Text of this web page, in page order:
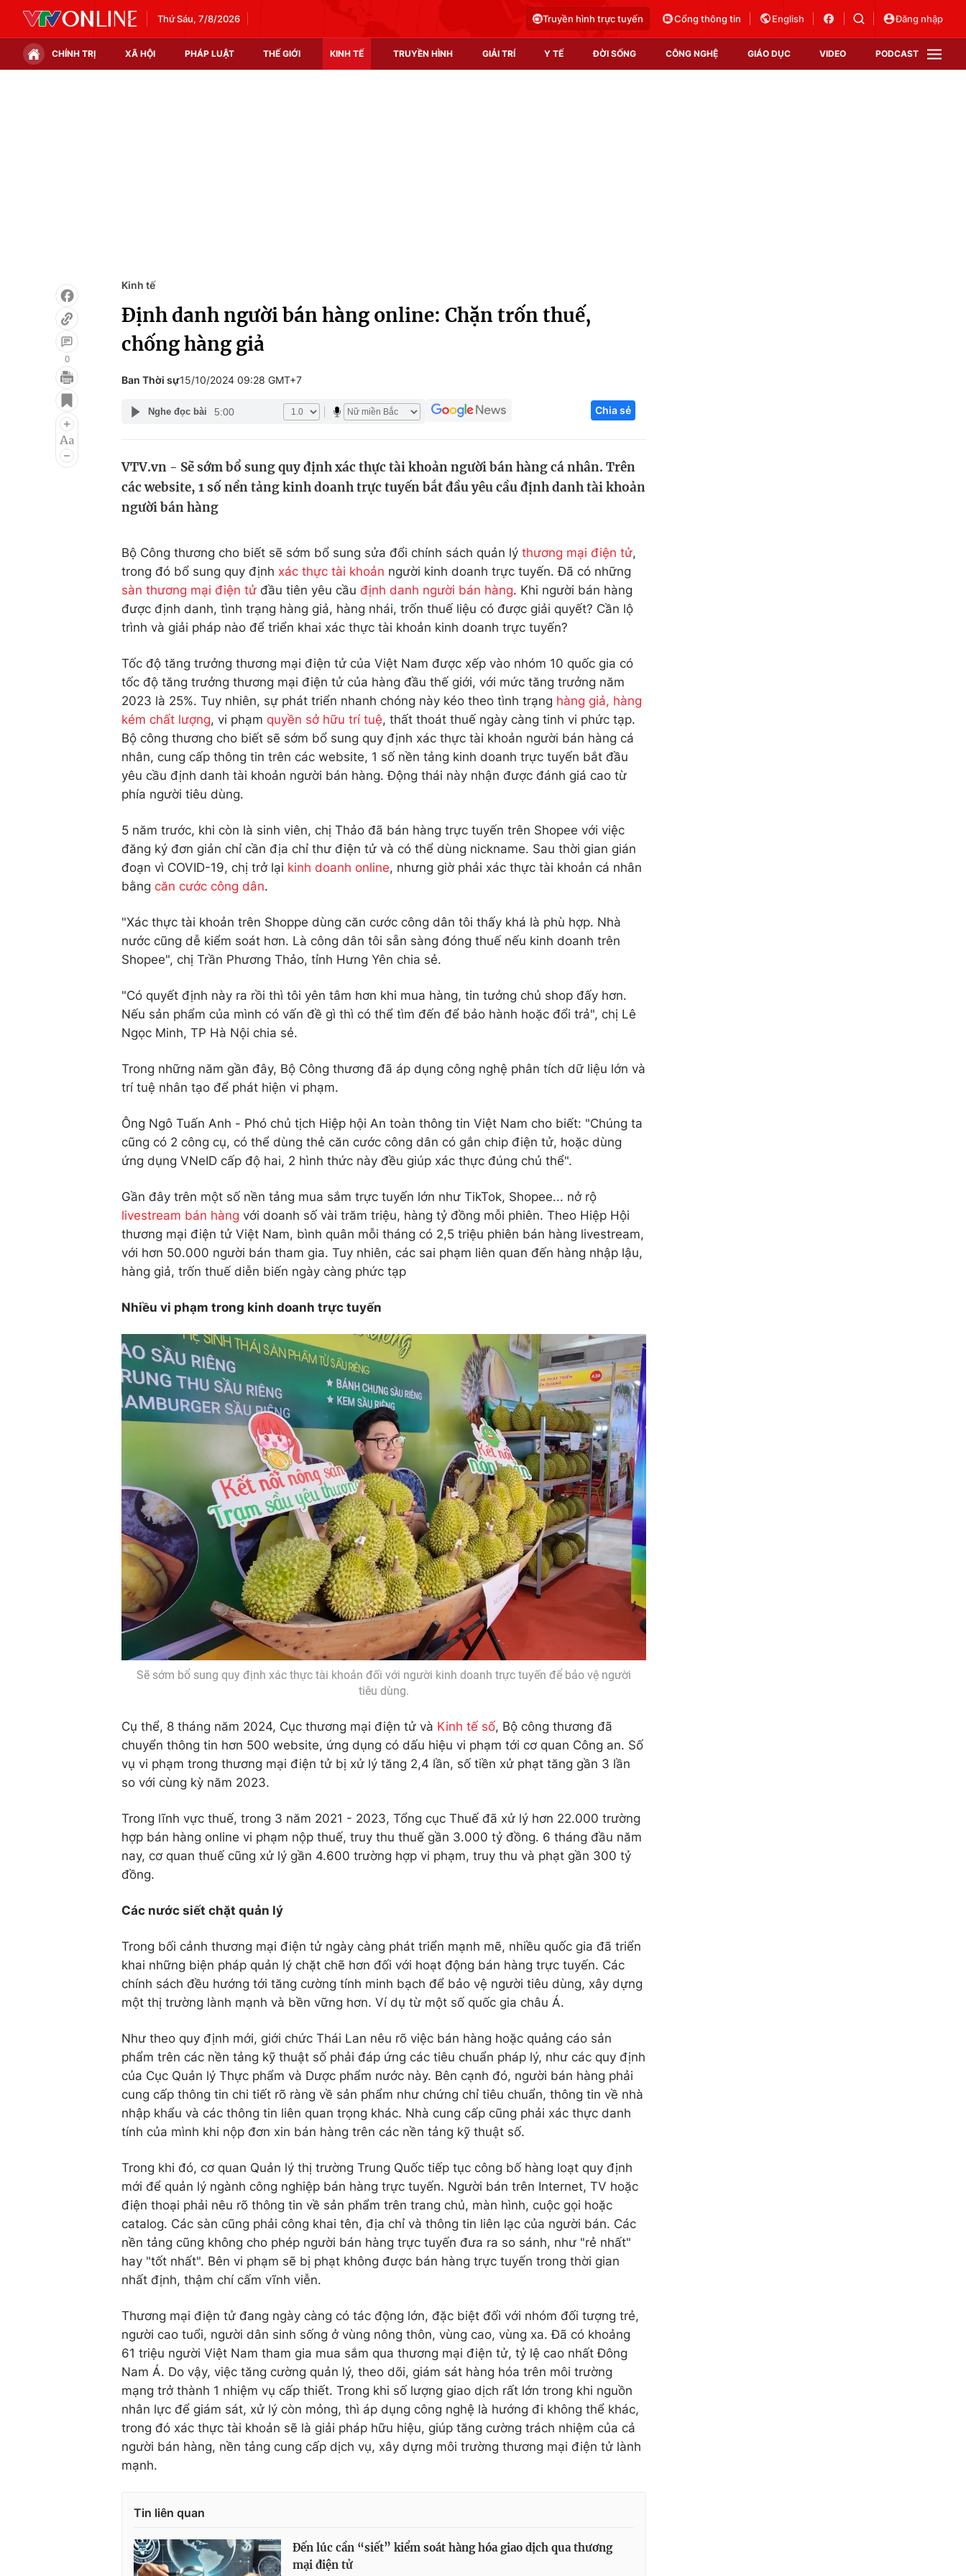
Thứ Sáu, 7/8/2026 Truyền hình trực tuyến Cổng thông tin English Đăng nhập
CHÍNH TRỊ XÃ HỘI PHÁP LUẬT THẾ GIỚI KINH TẾ TRUYỀN HÌNH GIẢI TRÍ Y TẾ ĐỜI SỐNG CÔNG NGHỆ GIÁO DỤC VIDEO PODCAST
Infographic
Điện ảnh
Âm nhạc
Du lịch
Chất lượng cuộc sống
Tuyển sinh
Hitech Công nghệ tương lai
Thị trường
0
Kinh tế
Định danh người bán hàng online: Chặn trốn thuế,
chống hàng giả
Ban Thời sự15/10/2024 09:28 GMT+7
Nghe đọc bài 5:00 Chia sẻ
VTV.vn - Sẽ sớm bổ sung quy định xác thực tài khoản người bán hàng cá nhân. Trên
các website, 1 số nền tảng kinh doanh trực tuyến bắt đầu yêu cầu định danh tài khoản
người bán hàng
Bộ Công thương cho biết sẽ sớm bổ sung sửa đổi chính sách quản lý thương mại điện tử,
trong đó bổ sung quy định xác thực tài khoản người kinh doanh trực tuyến. Đã có những
sàn thương mại điện tử đầu tiên yêu cầu định danh người bán hàng. Khi người bán hàng
được định danh, tình trạng hàng giả, hàng nhái, trốn thuế liệu có được giải quyết? Cần lộ
trình và giải pháp nào để triển khai xác thực tài khoản kinh doanh trực tuyến?
Tốc độ tăng trưởng thương mại điện tử của Việt Nam được xếp vào nhóm 10 quốc gia có
tốc độ tăng trưởng thương mại điện tử của hàng đầu thế giới, với mức tăng trưởng năm
2023 là 25%. Tuy nhiên, sự phát triển nhanh chóng này kéo theo tình trạng hàng giả, hàng
kém chất lượng, vi phạm quyền sở hữu trí tuệ, thất thoát thuế ngày càng tinh vi phức tạp.
Bộ công thương cho biết sẽ sớm bổ sung quy định xác thực tài khoản người bán hàng cá
nhân, cung cấp thông tin trên các website, 1 số nền tảng kinh doanh trực tuyến bắt đầu
yêu cầu định danh tài khoản người bán hàng. Động thái này nhận được đánh giá cao từ
phía người tiêu dùng.
5 năm trước, khi còn là sinh viên, chị Thảo đã bán hàng trực tuyến trên Shopee với việc
đăng ký đơn giản chỉ cần địa chỉ thư điện tử và có thể dùng nickname. Sau thời gian gián
đoạn vì COVID-19, chị trở lại kinh doanh online, nhưng giờ phải xác thực tài khoản cá nhân
bằng căn cước công dân.
"Xác thực tài khoản trên Shoppe dùng căn cước công dân tôi thấy khá là phù hợp. Nhà
nước cũng dễ kiểm soát hơn. Là công dân tôi sẵn sàng đóng thuế nếu kinh doanh trên
Shopee", chị Trần Phương Thảo, tỉnh Hưng Yên chia sẻ.
"Có quyết định này ra rồi thì tôi yên tâm hơn khi mua hàng, tin tưởng chủ shop đấy hơn.
Nếu sản phẩm của mình có vấn đề gì thì có thể tìm đến để bảo hành hoặc đổi trả", chị Lê
Ngọc Minh, TP Hà Nội chia sẻ.
Trong những năm gần đây, Bộ Công thương đã áp dụng công nghệ phân tích dữ liệu lớn và
trí tuệ nhân tạo để phát hiện vi phạm.
Ông Ngô Tuấn Anh - Phó chủ tịch Hiệp hội An toàn thông tin Việt Nam cho biết: "Chúng ta
cũng có 2 công cụ, có thể dùng thẻ căn cước công dân có gắn chip điện tử, hoặc dùng
ứng dụng VNeID cấp độ hai, 2 hình thức này đều giúp xác thực đúng chủ thể".
Gần đây trên một số nền tảng mua sắm trực tuyến lớn như TikTok, Shopee... nở rộ
livestream bán hàng với doanh số vài trăm triệu, hàng tỷ đồng mỗi phiên. Theo Hiệp Hội
thương mại điện tử Việt Nam, bình quân mỗi tháng có 2,5 triệu phiên bán hàng livestream,
với hơn 50.000 người bán tham gia. Tuy nhiên, các sai phạm liên quan đến hàng nhập lậu,
hàng giả, trốn thuế diễn biến ngày càng phức tạp
Nhiều vi phạm trong kinh doanh trực tuyến
Sẽ sớm bổ sung quy định xác thực tài khoản đối với người kinh doanh trực tuyến để bảo vệ người
tiêu dùng.
Cụ thể, 8 tháng năm 2024, Cục thương mại điện tử và Kinh tế số, Bộ công thương đã
chuyển thông tin hơn 500 website, ứng dụng có dấu hiệu vi phạm tới cơ quan Công an. Số
vụ vi phạm trong thương mại điện tử bị xử lý tăng 2,4 lần, số tiền xử phạt tăng gần 3 lần
so với cùng kỳ năm 2023.
Trong lĩnh vực thuế, trong 3 năm 2021 - 2023, Tổng cục Thuế đã xử lý hơn 22.000 trường
hợp bán hàng online vi phạm nộp thuế, truy thu thuế gần 3.000 tỷ đồng. 6 tháng đầu năm
nay, cơ quan thuế cũng xử lý gần 4.600 trường hợp vi phạm, truy thu và phạt gần 300 tỷ
đồng.
Các nước siết chặt quản lý
Trong bối cảnh thương mại điện tử ngày càng phát triển mạnh mẽ, nhiều quốc gia đã triển
khai những biện pháp quản lý chặt chẽ hơn đối với hoạt động bán hàng trực tuyến. Các
chính sách đều hướng tới tăng cường tính minh bạch để bảo vệ người tiêu dùng, xây dựng
một thị trường lành mạnh và bền vững hơn. Ví dụ từ một số quốc gia châu Á.
Như theo quy định mới, giới chức Thái Lan nêu rõ việc bán hàng hoặc quảng cáo sản
phẩm trên các nền tảng kỹ thuật số phải đáp ứng các tiêu chuẩn pháp lý, như các quy định
của Cục Quản lý Thực phẩm và Dược phẩm nước này. Bên cạnh đó, người bán hàng phải
cung cấp thông tin chi tiết rõ ràng về sản phẩm như chứng chỉ tiêu chuẩn, thông tin về nhà
nhập khẩu và các thông tin liên quan trọng khác. Nhà cung cấp cũng phải xác thực danh
tính của mình khi nộp đơn xin bán hàng trên các nền tảng kỹ thuật số.
Trong khi đó, cơ quan Quản lý thị trường Trung Quốc tiếp tục công bố hàng loạt quy định
mới để quản lý ngành công nghiệp bán hàng trực tuyến. Người bán trên Internet, TV hoặc
điện thoại phải nêu rõ thông tin về sản phẩm trên trang chủ, màn hình, cuộc gọi hoặc
catalog. Các sàn cũng phải công khai tên, địa chỉ và thông tin liên lạc của người bán. Các
nền tảng cũng không cho phép người bán hàng trực tuyến đưa ra so sánh, như "rẻ nhất"
hay "tốt nhất". Bên vi phạm sẽ bị phạt không được bán hàng trực tuyến trong thời gian
nhất định, thậm chí cấm vĩnh viễn.
Thương mại điện tử đang ngày càng có tác động lớn, đặc biệt đối với nhóm đối tượng trẻ,
người cao tuổi, người dân sinh sống ở vùng nông thôn, vùng cao, vùng xa. Đã có khoảng
61 triệu người Việt Nam tham gia mua sắm qua thương mại điện tử, tỷ lệ cao nhất Đông
Nam Á. Do vậy, việc tăng cường quản lý, theo dõi, giám sát hàng hóa trên môi trường
mạng trở thành 1 nhiệm vụ cấp thiết. Trong khi số lượng giao dịch rất lớn trong khi nguồn
nhân lực để giám sát, xử lý còn mỏng, thì áp dụng công nghệ là hướng đi không thể khác,
trong đó xác thực tài khoản sẽ là giải pháp hữu hiệu, giúp tăng cường trách nhiệm của cả
người bán hàng, nền tảng cung cấp dịch vụ, xây dựng môi trường thương mại điện tử lành
mạnh.
Tin liên quan
Đến lúc cần “siết” kiểm soát hàng hóa giao dịch qua thương
mại điện tử